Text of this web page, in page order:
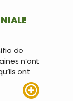
de
n’ont
ont